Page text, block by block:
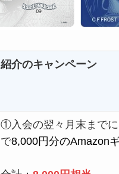
紹介のキャンペーン
①入会の翌々月末まで
で8,000円分のAmazon